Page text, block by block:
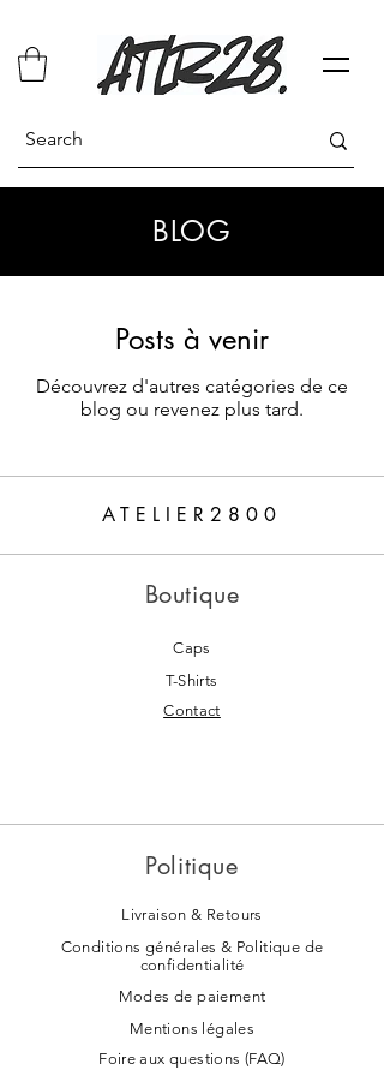
BLOG
Posts à venir
Découvrez d'autres catégories de ce
blog ou revenez plus tard.
ATELIER2800
Boutique
Caps
T-Shirts
Contact
Politique
Livraison & Retours
Conditions générales & Politique de
confidentialité
Modes de paiement
Mentions légales
Foire aux questions (FAQ)